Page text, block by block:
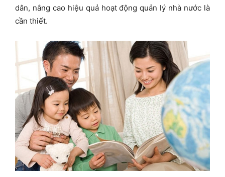
dân, nâng cao hiệu quả hoạt động quản lý nhà nước là
cần thiết.